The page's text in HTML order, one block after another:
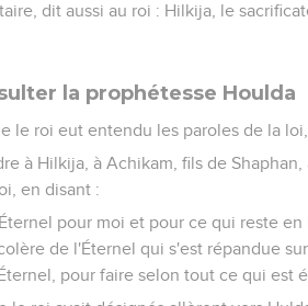
dit aussi au roi : Hilkija, le
la prophétesse Houlda
le roi eut entendu les paroles de la
à Hilkija, à Achikam, fils de
en disant :
pour moi et pour ce qui reste
de l'Éternel qui s'est répandue
pour faire selon tout ce qui est